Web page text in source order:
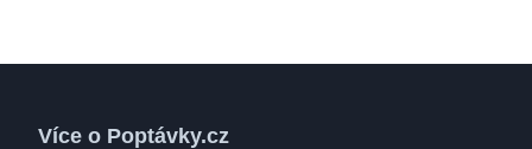
Více o Poptávky.cz